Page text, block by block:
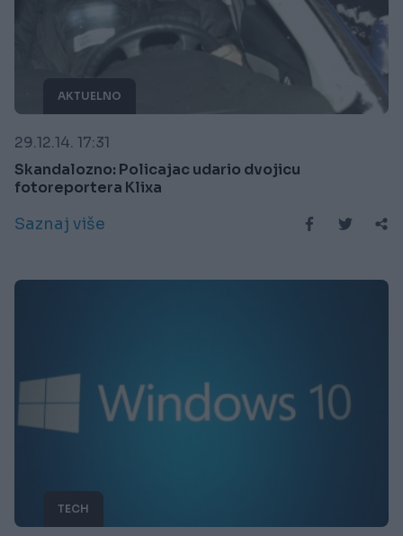
AKTUELNO
29.12.14. 17:31
Skandalozno: Policajac udario dvojicu
fotoreportera Klixa
Saznaj više
TECH